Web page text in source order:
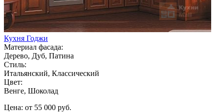
Кухня Годжи
Материал фасада:
Дерево, Дуб, Патина
Стиль:
Итальянский, Классический
Цвет:
Венге, Шоколад
Цена: от 55 000 руб.